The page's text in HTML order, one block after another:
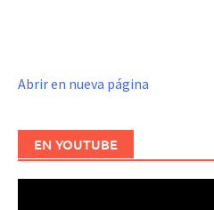
Abrir en nueva página
EN YOUTUBE